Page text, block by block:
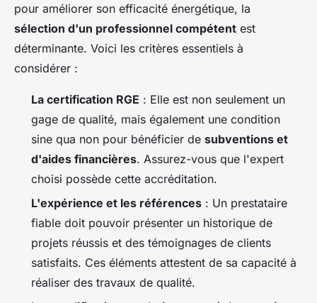
pour améliorer son efficacité énergétique, la
sélection d'un professionnel compétent est
déterminante. Voici les critères essentiels à
considérer :
La certification RGE : Elle est non seulement un
gage de qualité, mais également une condition
sine qua non pour bénéficier de subventions et
d'aides financières. Assurez-vous que l'expert
choisi possède cette accréditation.
L'expérience et les références : Un prestataire
fiable doit pouvoir présenter un historique de
projets réussis et des témoignages de clients
satisfaits. Ces éléments attestent de sa capacité à
réaliser des travaux de qualité.